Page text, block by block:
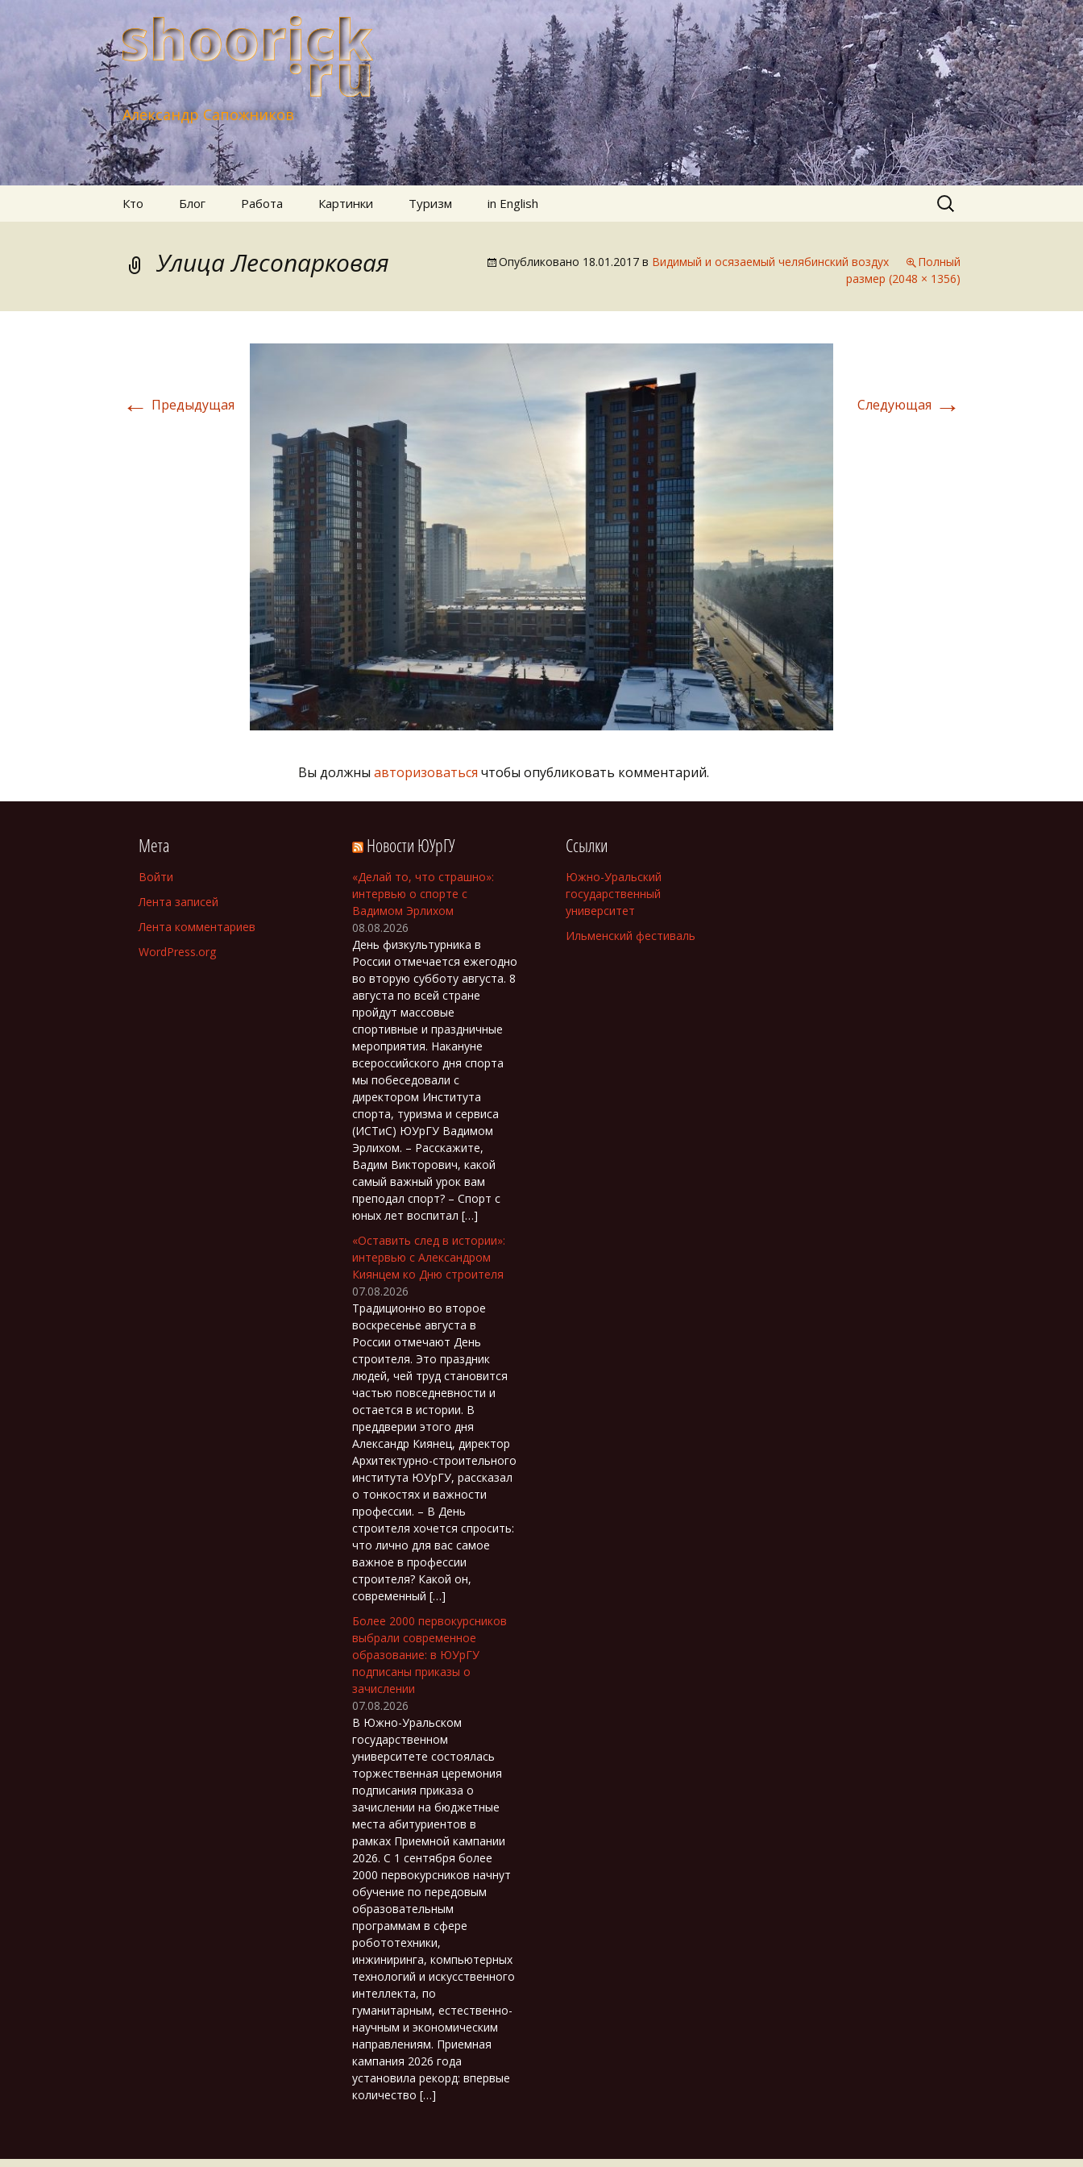
Александр Сапожников
Кто Блог Работа Картинки Туризм in English Найти:
Улица Лесопарковая Опубликовано 18.01.2017 в Видимый и осязаемый челябинский воздух
Полный
размер (2048 × 1356)
← Предыдущая Следующая →
Вы должны авторизоваться чтобы опубликовать комментарий.
Мета
Войти
Лента записей
Лента комментариев
WordPress.org
Новости ЮУрГУ
«Делай то, что страшно»:
интервью о спорте с
Вадимом Эрлихом
08.08.2026
День физкультурника в
России отмечается ежегодно
во вторую субботу августа. 8
августа по всей стране
пройдут массовые
спортивные и праздничные
мероприятия. Накануне
всероссийского дня спорта
мы побеседовали с
директором Института
спорта, туризма и сервиса
(ИСТиС) ЮУрГУ Вадимом
Эрлихом. – Расскажите,
Вадим Викторович, какой
самый важный урок вам
преподал спорт? – Спорт с
юных лет воспитал […]
«Оставить след в истории»:
интервью с Александром
Киянцем ко Дню строителя
07.08.2026
Традиционно во второе
воскресенье августа в
России отмечают День
строителя. Это праздник
людей, чей труд становится
частью повседневности и
остается в истории. В
преддверии этого дня
Александр Киянец, директор
Архитектурно-строительного
института ЮУрГУ, рассказал
о тонкостях и важности
профессии. – В День
строителя хочется спросить:
что лично для вас самое
важное в профессии
строителя? Какой он,
современный […]
Более 2000 первокурсников
выбрали современное
образование: в ЮУрГУ
подписаны приказы о
зачислении
07.08.2026
В Южно-Уральском
государственном
университете состоялась
торжественная церемония
подписания приказа о
зачислении на бюджетные
места абитуриентов в
рамках Приемной кампании
2026. С 1 сентября более
2000 первокурсников начнут
обучение по передовым
образовательным
программам в сфере
робототехники,
инжиниринга, компьютерных
технологий и искусственного
интеллекта, по
гуманитарным, естественно-
научным и экономическим
направлениям. Приемная
кампания 2026 года
установила рекорд: впервые
количество […]
Ссылки
Южно-Уральский
государственный
университет
Ильменский фестиваль